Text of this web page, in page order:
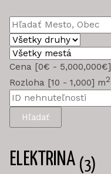
Cena [0€ - 5,000,000€]
Rozloha [10 -1,000] m2
Hľadať
ELEKTRINA (3)